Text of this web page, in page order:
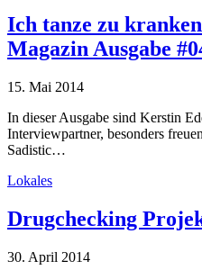
Ich tanze zu
Magazin Ausgabe
15. Mai 2014
In dieser Ausgabe sind Kerstin
Interviewpartner, besonders
Sadistic…
Lokales
Drugchecking
30. April 2014